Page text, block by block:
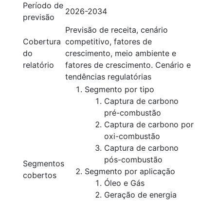
Período de
previsão
2026-2034
Cobertura
do
relatório
Previsão de receita, cenário
competitivo, fatores de
crescimento, meio ambiente e
fatores de crescimento. Cenário e
tendências regulatórias
Segmentos
cobertos
Segmento por tipo
Captura de carbono
pré-combustão
Captura de carbono por
oxi-combustão
Captura de carbono
pós-combustão
Segmento por aplicação
Óleo e Gás
Geração de energia